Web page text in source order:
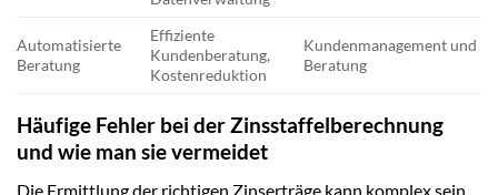
Automatisierte
Beratung
Effiziente
Kundenberatung,
Kostenreduktion
Kundenmanagement und
Beratung
Häufige Fehler bei der Zinsstaffelberechnung
und wie man sie vermeidet
Die Ermittlung der richtigen Zinserträge kann komplex sein,